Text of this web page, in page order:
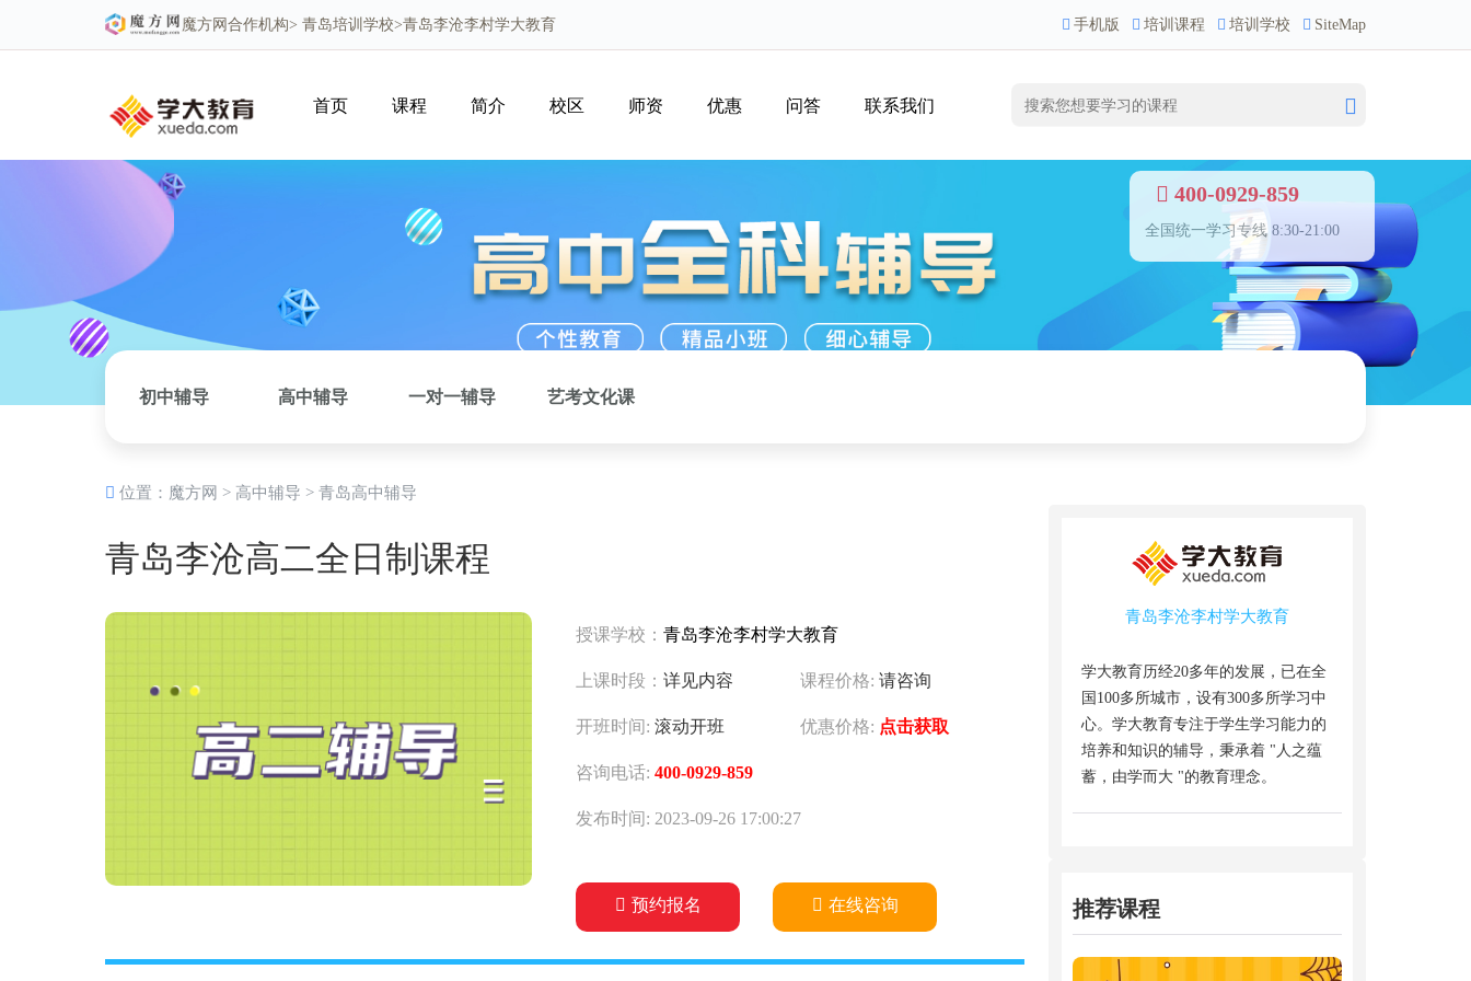
手机版 培训课程 培训学校 SiteMap
魔方网 合作机构> 青岛培训学校>青岛李沧李村学大教育
首页 课程 简介 校区 师资 优惠 问答 联系我们
400-0929-859
全国统一学习专线 8:30-21:00
初中辅导 高中辅导 一对一辅导 艺考文化课
位置： 魔方网 > 高中辅导 > 青岛高中辅导
青岛李沧高二全日制课程
授课学校： 青岛李沧李村学大教育
上课时段： 详见内容 课程价格: 请咨询
开班时间: 滚动开班 优惠价格: 点击获取
咨询电话: 400-0929-859
发布时间: 2023-09-26 17:00:27
预约报名 在线咨询
青岛李沧李村学大教育
学大教育历经20多年的发展，已在全
国100多所城市，设有300多所学习中
心。学大教育专注于学生学习能力的
培养和知识的辅导，秉承着 "人之蕴
蓄，由学而大 "的教育理念。
推荐课程